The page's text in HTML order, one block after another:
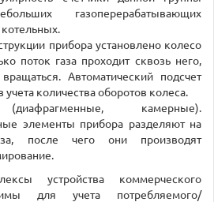
газоперерабатывающих
прибора установлено колесо
поток газа проходит сквозь него,
Автоматический подсчет
учета количества оборотов колеса.
камерные).
элементы прибора разделяют на
после чего они производят
устройства коммерческого
для учета потребляемого/